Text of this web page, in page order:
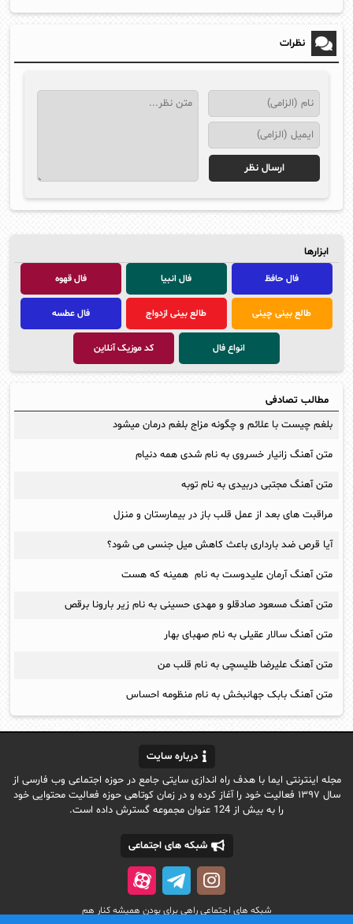
نظرات
ابزارها
فال حافظ فال انبیا فال قهوه
طالع بینی چینی طالع بینی ازدواج فال عطسه
انواع فال کد موزیک آنلاین
مطالب تصادفی
بلغم چیست با علائم و چگونه مزاج بلغم درمان میشود
متن آهنگ زانیار خسروی به نام شدی همه دنیام
متن آهنگ مجتبی دربیدی به نام توبه
مراقبت های بعد از عمل قلب باز در بیمارستان و منزل
آیا قرص ضد بارداری باعث کاهش میل جنسی می شود؟
متن آهنگ آرمان علیدوست به نام همینه که هست
متن آهنگ مسعود صادقلو و مهدی حسینی به نام زیر بارونا برقص
متن آهنگ سالار عقیلی به نام صهبای بهار
متن آهنگ علیرضا طلیسچی به نام قلب من
متن آهنگ بابک جهانبخش به نام منظومه احساس
درباره سایت
مجله اینترنتی ایما با هدف راه اندازی سایتی جامع در حوزه اجتماعی وب فارسی از
سال ۱۳۹۷ فعالیت خود را آغاز کرده و در زمان کوتاهی حوزه فعالیت محتوایی خود
را به بیش از 124 عنوان مجموعه گسترش داده است.
شبکه های اجتماعی
شبکه های اجتماعی راهی برای بودن همیشه کنار هم